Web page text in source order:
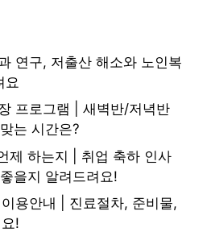
연구, 저출산 해소와 노인복
요
프로그램 | 새벽반/저녁반
는 시간은?
제 하는지 | 취업 축하 인사
을지 알려드려요!
용안내 | 진료절차, 준비물,
!